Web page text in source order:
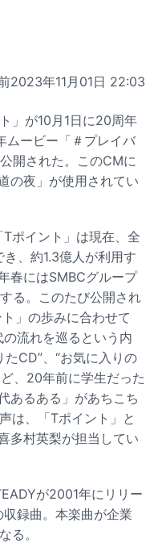
2023年11月01日 22:03
」が10月1日に20周年
ムービー「＃プレイバ
開された。このCMに
の夜」が使用されてい
ポイント」は現在、全
、約1.3億人が利用す
春にはSMBCグループ
る。このたび公開され
」の歩みに合わせて
流れを巡るという内
たCD”、“お気に入りの
ど、20年前に学生だった
あるある」があちこち
は、「Tポイント」と
多村英梨が担当してい
が2001年にリリー
録曲。本楽曲が企業
る。